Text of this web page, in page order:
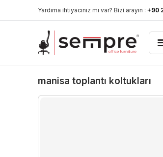
Yardıma ihtiyacınız mı var? Bizi arayın : +90
manisa toplantı koltukları